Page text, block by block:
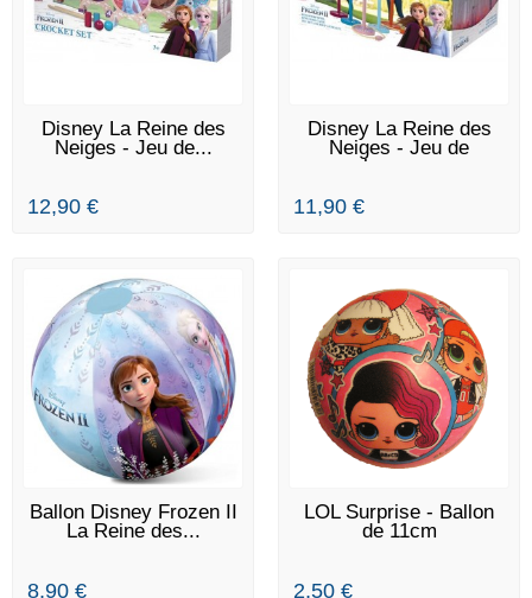
EN STOCK
Disney La Reine des
Neiges - Jeu de...
12,90 €
DERNIERS ARTICLES EN
STOCK
Disney La Reine des
Neiges - Jeu de
lancer...
11,90 €
EN STOCK
Ballon Disney Frozen II
La Reine des...
8,90 €
EN STOCK
LOL Surprise - Ballon
de 11cm
2,50 €